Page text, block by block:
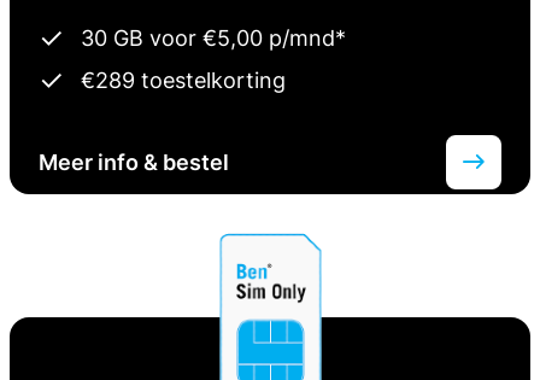
30 GB voor €5,00 p/mnd*
€289 toestelkorting
Meer info & bestel